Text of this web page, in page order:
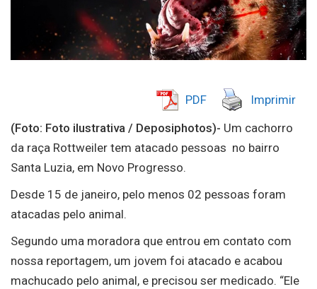
PDF Imprimir
(Foto: Foto ilustrativa / Deposiphotos)- Um cachorro
da raça Rottweiler tem atacado pessoas no bairro
Santa Luzia, em Novo Progresso.
Desde 15 de janeiro, pelo menos 02 pessoas foram
atacadas pelo animal.
Segundo uma moradora que entrou em contato com
nossa reportagem, um jovem foi atacado e acabou
machucado pelo animal, e precisou ser medicado. “Ele